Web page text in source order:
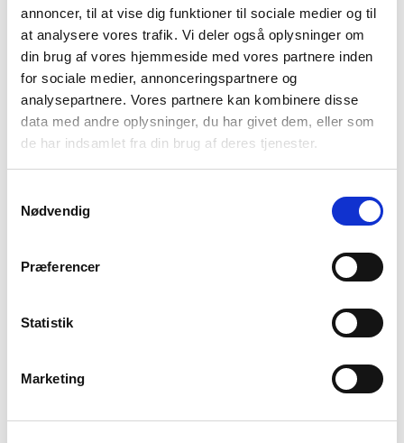
annoncer, til at vise dig funktioner til sociale medier og til
at analysere vores trafik. Vi deler også oplysninger om
din brug af vores hjemmeside med vores partnere inden
for sociale medier, annonceringspartnere og
analysepartnere. Vores partnere kan kombinere disse
data med andre oplysninger, du har givet dem, eller som
de har indsamlet fra din brug af deres tjenester.
Nødvendig
Præferencer
Statistik
Marketing
Se kommende webinarer
Forrige artikel
Webinar: Dobbeltdiagnose
– når du er pårørende til
misbrug
Næste artikel
Podcast: Viden og råd om
misbrug og psykisk sygdom
Kunne du bruge indholdet på